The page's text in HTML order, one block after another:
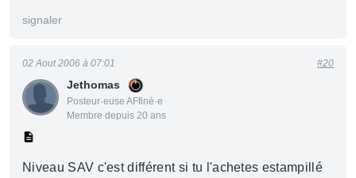
signaler
Jethomas
Posteur·euse AFfiné·e
Membre depuis 20 ans
02 Aout 2006 à 07:01 #20
Niveau SAV c'est différent si tu l'achetes estampillé